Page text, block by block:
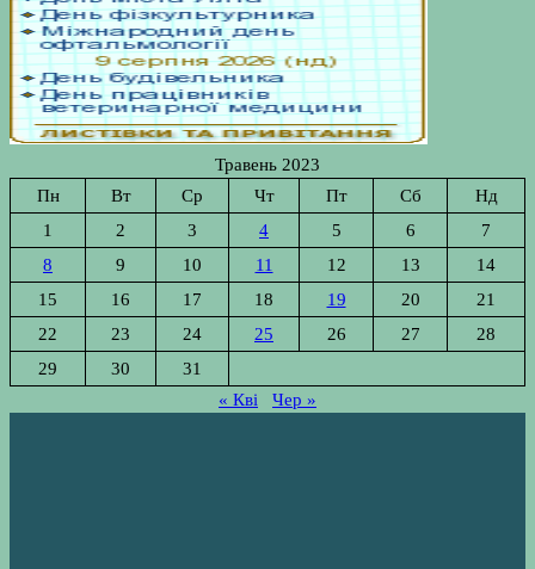
Травень 2023
Пн
Вт Ср Чт Пт Сб
Нд
1
2 3 4 5 6
7
8
9 10 11 12 13
14
15
16 17 18 19 20
21
22
23 24 25 26 27
28
29
30
31
« Кві
Чер »